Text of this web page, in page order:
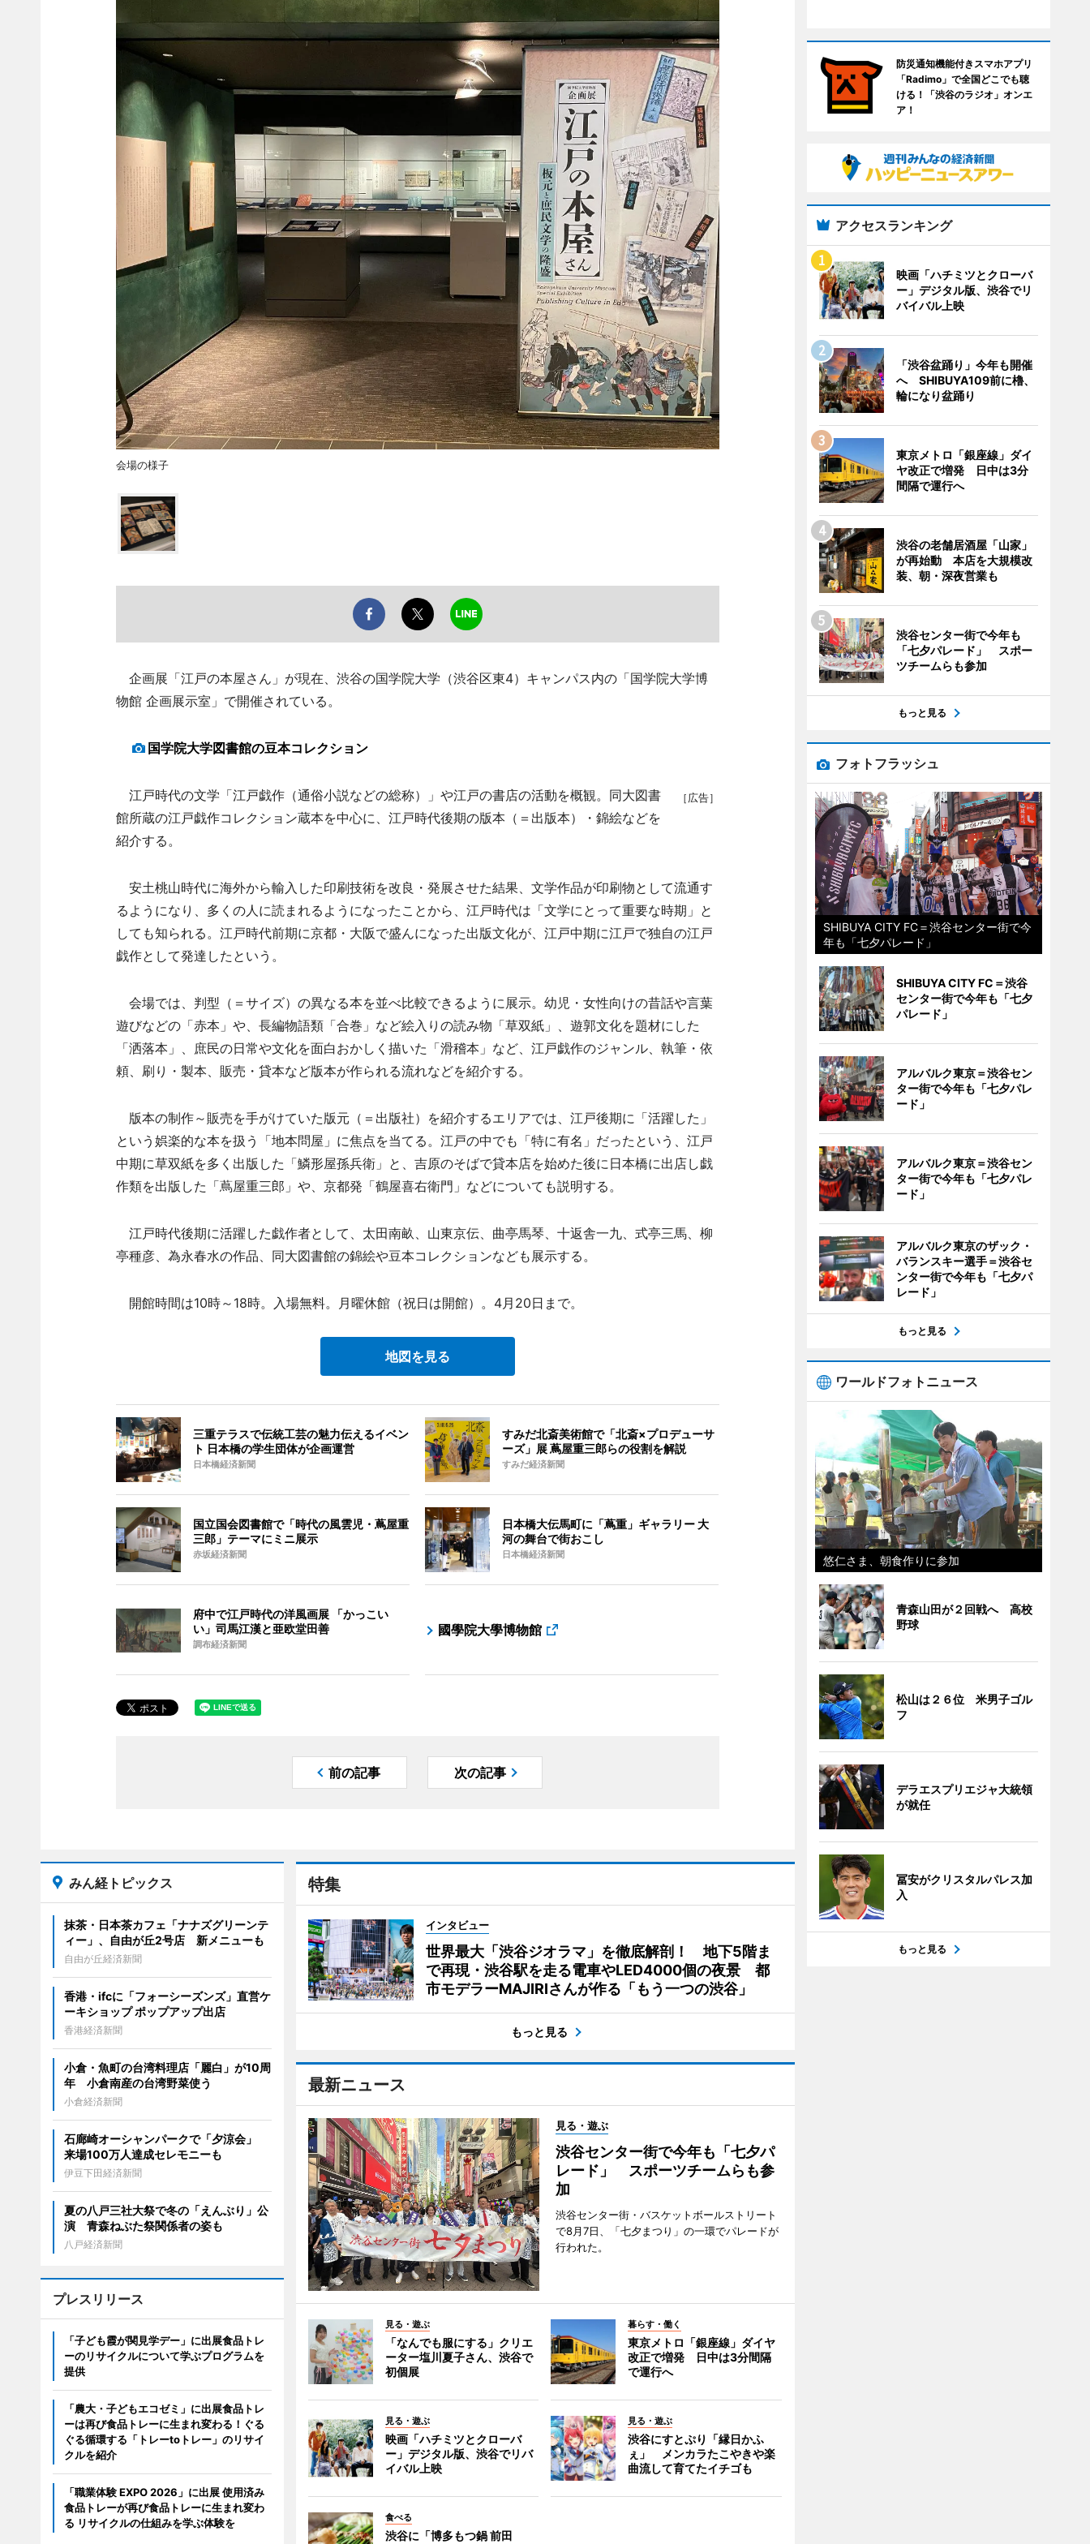
会場の様子
企画展「江戸の本屋さん」が現在、渋谷の国学院大学（渋谷区東4）キャンパス内の「国学院大学博
物館 企画展示室」で開催されている。
国学院大学図書館の豆本コレクション
［広告］
江戸時代の文学「江戸戯作（通俗小説などの総称）」や江戸の書店の活動を概観。同大図書
館所蔵の江戸戯作コレクション蔵本を中心に、江戸時代後期の版本（＝出版本）・錦絵などを
紹介する。
安土桃山時代に海外から輸入した印刷技術を改良・発展させた結果、文学作品が印刷物として流通す
るようになり、多くの人に読まれるようになったことから、江戸時代は「文学にとって重要な時期」と
しても知られる。江戸時代前期に京都・大阪で盛んになった出版文化が、江戸中期に江戸で独自の江戸
戯作として発達したという。
会場では、判型（＝サイズ）の異なる本を並べ比較できるように展示。幼児・女性向けの昔話や言葉
遊びなどの「赤本」や、長編物語類「合巻」など絵入りの読み物「草双紙」、遊郭文化を題材にした
「洒落本」、庶民の日常や文化を面白おかしく描いた「滑稽本」など、江戸戯作のジャンル、執筆・依
頼、刷り・製本、販売・貸本など版本が作られる流れなどを紹介する。
版本の制作～販売を手がけていた版元（＝出版社）を紹介するエリアでは、江戸後期に「活躍した」
という娯楽的な本を扱う「地本問屋」に焦点を当てる。江戸の中でも「特に有名」だったという、江戸
中期に草双紙を多く出版した「鱗形屋孫兵衛」と、吉原のそばで貸本店を始めた後に日本橋に出店し戯
作類を出版した「蔦屋重三郎」や、京都発「鶴屋喜右衛門」などについても説明する。
江戸時代後期に活躍した戯作者として、太田南畝、山東京伝、曲亭馬琴、十返舎一九、式亭三馬、柳
亭種彦、為永春水の作品、同大図書館の錦絵や豆本コレクションなども展示する。
開館時間は10時～18時。入場無料。月曜休館（祝日は開館）。4月20日まで。
地図を見る
三重テラスで伝統工芸の魅力伝えるイベン
ト 日本橋の学生団体が企画運営
日本橋経済新聞
すみだ北斎美術館で「北斎×プロデューサ
ーズ」展 蔦屋重三郎らの役割を解説
すみだ経済新聞
国立国会図書館で「時代の風雲児・蔦屋重
三郎」テーマにミニ展示
赤坂経済新聞
日本橋大伝馬町に「蔦重」ギャラリー 大
河の舞台で街おこし
日本橋経済新聞
府中で江戸時代の洋風画展 「かっこい
い」司馬江漢と亜欧堂田善
調布経済新聞
國學院大學博物館
前の記事 次の記事
特集
インタビュー
世界最大「渋谷ジオラマ」を徹底解剖！ 地下5階ま
で再現・渋谷駅を走る電車やLED4000個の夜景 都
市モデラーMAJIRIさんが作る「もう一つの渋谷」
もっと見る
最新ニュース
見る・遊ぶ
渋谷センター街で今年も「七夕パ
レード」 スポーツチームらも参
加
渋谷センター街・バスケットボールストリート
で8月7日、「七夕まつり」の一環でパレードが
行われた。
見る・遊ぶ
「なんでも服にする」クリエ
ーター塩川夏子さん、渋谷で
初個展
暮らす・働く
東京メトロ「銀座線」ダイヤ
改正で増発 日中は3分間隔
で運行へ
見る・遊ぶ
映画「ハチミツとクローバ
ー」デジタル版、渋谷でリバ
イバル上映
見る・遊ぶ
渋谷にすとぷり「縁日かふ
ぇ」 メンカラたこやきや楽
曲流して育てたイチゴも
食べる
渋谷に「博多もつ鍋 前田
みん経トピックス
抹茶・日本茶カフェ「ナナズグリーンテ
ィー」、自由が丘2号店 新メニューも
自由が丘経済新聞
香港・ifcに「フォーシーズンズ」直営ケ
ーキショップ ポップアップ出店
香港経済新聞
小倉・魚町の台湾料理店「麗白」が10周
年 小倉南産の台湾野菜使う
小倉経済新聞
石廊崎オーシャンパークで「夕涼会」
来場100万人達成セレモニーも
伊豆下田経済新聞
夏の八戸三社大祭で冬の「えんぶり」公
演 青森ねぶた祭関係者の姿も
八戸経済新聞
プレスリリース
「子ども霞が関見学デー」に出展食品トレ
ーのリサイクルについて学ぶプログラムを
提供
「農大・子どもエコゼミ」に出展食品トレ
ーは再び食品トレーに生まれ変わる！ぐる
ぐる循環する「トレーtoトレー」のリサイ
クルを紹介
「職業体験 EXPO 2026」に出展 使用済み
食品トレーが再び食品トレーに生まれ変わ
る リサイクルの仕組みを学ぶ体験を
防災通知機能付きスマホアプリ
「Radimo」で全国どこでも聴
ける！「渋谷のラジオ」オンエ
ア！
アクセスランキング
映画「ハチミツとクローバ
ー」デジタル版、渋谷でリ
バイバル上映
「渋谷盆踊り」今年も開催
へ SHIBUYA109前に櫓、
輪になり盆踊り
東京メトロ「銀座線」ダイ
ヤ改正で増発 日中は3分
間隔で運行へ
渋谷の老舗居酒屋「山家」
が再始動 本店を大規模改
装、朝・深夜営業も
渋谷センター街で今年も
「七夕パレード」 スポー
ツチームらも参加
もっと見る
フォトフラッシュ
SHIBUYA CITY FC＝渋谷センター街で今
年も「七夕パレード」
SHIBUYA CITY FC＝渋谷
センター街で今年も「七夕
パレード」
アルバルク東京＝渋谷セン
ター街で今年も「七夕パレ
ード」
アルバルク東京＝渋谷セン
ター街で今年も「七夕パレ
ード」
アルバルク東京のザック・
バランスキー選手＝渋谷セ
ンター街で今年も「七夕パ
レード」
もっと見る
ワールドフォトニュース
悠仁さま、朝食作りに参加
青森山田が２回戦へ 高校
野球
松山は２６位 米男子ゴル
フ
デラエスプリエジャ大統領
が就任
冨安がクリスタルパレス加
入
もっと見る